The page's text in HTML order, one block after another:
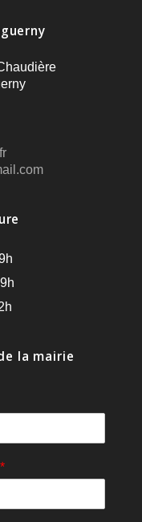
la mairie
*